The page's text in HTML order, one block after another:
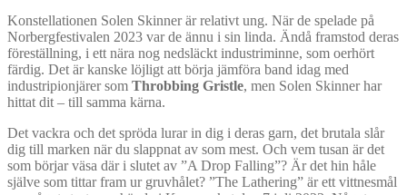
Konstellationen Solen Skinner är relativt ung. När de spelade på
Norbergfestivalen 2023 var de ännu i sin linda. Ändå framstod deras
föreställning, i ett nära nog nedsläckt industriminne, som oerhört
färdig. Det är kanske löjligt att börja jämföra band idag med
industripionjärer som Throbbing Gristle, men Solen Skinner har
hittat dit – till samma kärna.
Det vackra och det spröda lurar in dig i deras garn, det brutala slår
dig till marken när du slappnat av som mest. Och vem tusan är det
som börjar väsa där i slutet av ”A Drop Falling”? Är det hin håle
själve som tittar fram ur gruvhålet? ”The Lathering” är ett vittnesmål